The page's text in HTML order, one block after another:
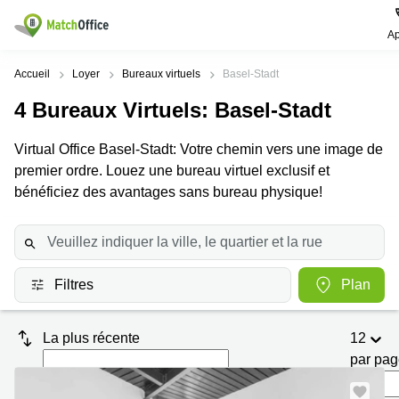
Rechercher / publier
Pages
produits
Bureau
d'affaires
Coworking
Salle
de
virtuel
Villes
Location
bureau
Bureau
à louer
Genève
Bureau à
louer
Recherches
Voie du
Chariot 3
Place de
la Gare
12
Lausanne
Rue du
la-
Aide
Qui sommes-nous?
Prix
Connexion
Choisissez une langue
Switzerland
Accueil Loyer Bureaux virtuels Basel-Stadt
4 Bureaux Virtuels: Basel-Stadt
Virtual Office Basel-Stadt: Votre chemin vers une image de
premier ordre. Louez une bureau virtuel exclusif et
bénéficiez des avantages sans bureau physique!
Filtres Plan
La plus récente
12
par